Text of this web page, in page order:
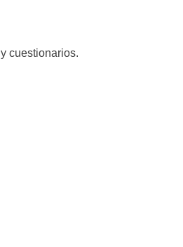
cuestionarios.